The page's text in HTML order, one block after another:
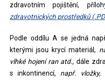
zdravotním pojištění,
zdravotnických prostředků
Podle oddílu A se jedná
kterými jsou krycí materiál,
vlhké hojení ran atd., dále
s inkontinencí, např. vložky,